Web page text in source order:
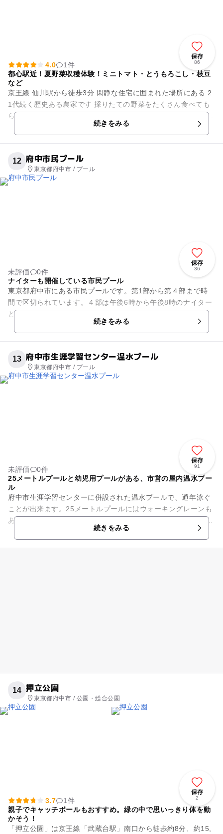
保存
86
4.0
1件
都心駅近！夏野菜収穫体験！ミニトマト・とうもろこし・枝豆
など
京王線 仙川駅から徒歩3分 閑静な住宅に囲まれた場所にある 2
1代続く歴史ある農家です 採りたての野菜をたくさん食べても
らいたい 畑の楽しさを知ってもらいたい そんな思いで、201...
続きをみる
12 府中市民プール
東京都府中市 / プール
保存
36
未評価
0件
ナイターも開催している市民プール
東京都府中市にある市民プールです。第1部から第４部まで時
間で区切られています。４部は午後6時から午後8時のナイター
となっていますが照明設備有るので暗くなっても安心です。水
遊びのエリアと遊泳エリア...続きをみる
13 府中市生涯学習センター温水プール
東京都府中市 / プール
保存
91
未評価
0件
25メートルプールと幼児用プールがある、市営の屋内温水プー
ル
府中市生涯学習センターに併設された温水プールで、通年泳ぐ
ことが出来ます。25メートルプールにはウォーキングレーンも
あり、競泳の利用だけでなく軽い運動としても楽しめます。 幼
続きをみる
14 押立公園
東京都府中市 / 公園・総合公園
保存
2
3.7
1件
親子でキャッチボールもおすすめ。緑の中で思いっきり体を動
かそう！
「押立公園」は京王線「武蔵台駅」南口から徒歩約8分、約15,